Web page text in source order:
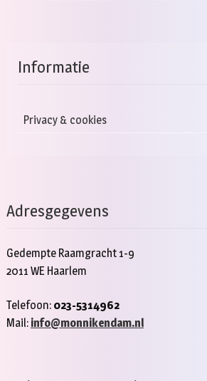
Informatie
Privacy & cookies
Adresgegevens
Gedempte Raamgracht 1-9
2011 WE Haarlem
Telefoon: 023-5314962
Mail: info@monnikendam.nl